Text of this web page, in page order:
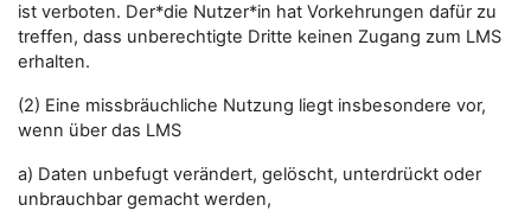
ist verboten. Der*die Nutzer*in hat Vorkehrungen dafür zu
treffen, dass unberechtigte Dritte keinen Zugang zum LMS
erhalten.
(2) Eine missbräuchliche Nutzung liegt insbesondere vor,
wenn über das LMS
a) Daten unbefugt verändert, gelöscht, unterdrückt oder
unbrauchbar gemacht werden,